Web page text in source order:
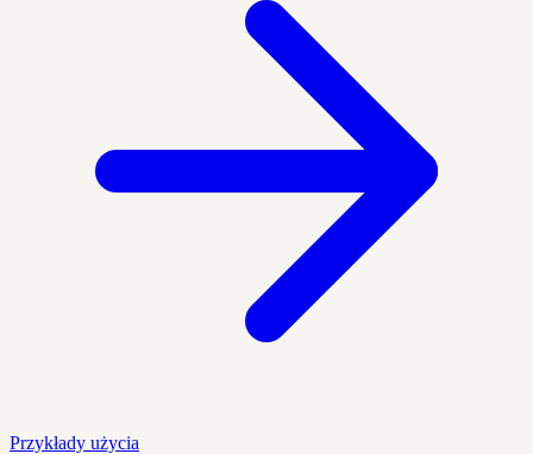
Przykłady użycia